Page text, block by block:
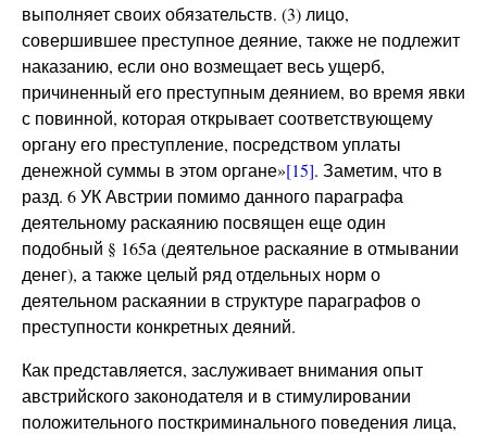
выполняет своих обязательств. (3) лицо,
совершившее преступное деяние, также не подлежит
наказанию, если оно возмещает весь ущерб,
причиненный его преступным деянием, во время явки
с повинной, которая открывает соответствующему
органу его преступление, посредством уплаты
денежной суммы в этом органе»[15]. Заметим, что в
разд. 6 УК Австрии помимо данного параграфа
деятельному раскаянию посвящен еще один
подобный § 165а (деятельное раскаяние в отмывании
денег), а также целый ряд отдельных норм о
деятельном раскаянии в структуре параграфов о
преступности конкретных деяний.
Как представляется, заслуживает внимания опыт
австрийского законодателя и в стимулировании
положительного посткриминального поведения лица,